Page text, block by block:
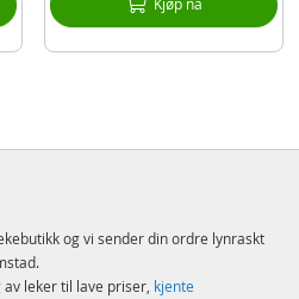
Kjøp nå
og vi sender din ordre lynraskt
leker til lave priser, kjente